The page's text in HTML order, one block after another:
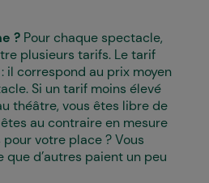
? Pour chaque spectacle,
plusieurs tarifs. Le tarif
il correspond au prix moyen
Si un tarif moins élevé
théâtre, vous êtes libre de
au contraire en mesure
votre place ? Vous
d’autres paient un peu